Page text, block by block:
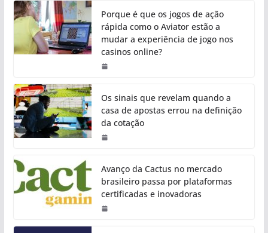
Porque é que os jogos de ação
rápida como o Aviator estão a
mudar a experiência de jogo nos
casinos online?
Os sinais que revelam quando a
casa de apostas errou na definição
da cotação
Avanço da Cactus no mercado
brasileiro passa por plataformas
certificadas e inovadoras